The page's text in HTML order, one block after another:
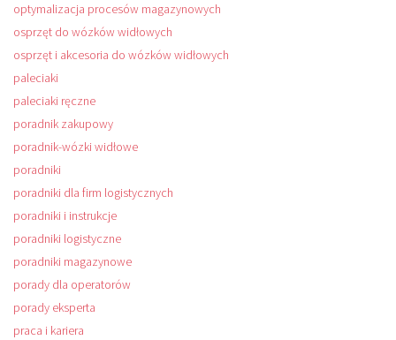
optymalizacja procesów magazynowych
osprzęt do wózków widłowych
osprzęt i akcesoria do wózków widłowych
paleciaki
paleciaki ręczne
poradnik zakupowy
poradnik-wózki widłowe
poradniki
poradniki dla firm logistycznych
poradniki i instrukcje
poradniki logistyczne
poradniki magazynowe
porady dla operatorów
porady eksperta
praca i kariera